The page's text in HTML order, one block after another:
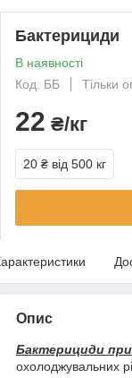
Бактерициди
В наявності
Код: ББ
Тільки
22 ₴/кг
20 ₴ від 500 кг
Опис
Бактерициди
охолоджувальних